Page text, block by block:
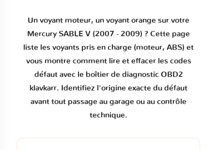
Un voyant moteur, un voyant orange sur votre
Mercury SABLE V (2007 - 2009) ? Cette page
liste les voyants pris en charge (moteur, ABS) et
vous montre comment lire et effacer les codes
défautavec le boîtier de diagnostic OBD2
klavkarr. Identifiez l'origine exacte du défaut
avant tout passage au garage ou au contrôle
technique.